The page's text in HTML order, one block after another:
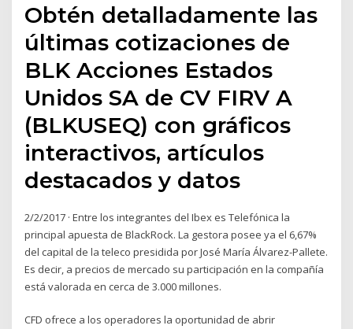
Obtén detalladamente las
últimas cotizaciones de
BLK Acciones Estados
Unidos SA de CV FIRV A
(BLKUSEQ) con gráficos
interactivos, artículos
destacados y datos
2/2/2017 · Entre los integrantes del Ibex es Telefónica la
principal apuesta de BlackRock. La gestora posee ya el 6,67%
del capital de la teleco presidida por José María Álvarez-Pallete.
Es decir, a precios de mercado su participación en la compañía
está valorada en cerca de 3.000 millones.
CFD ofrece a los operadores la oportunidad de abrir